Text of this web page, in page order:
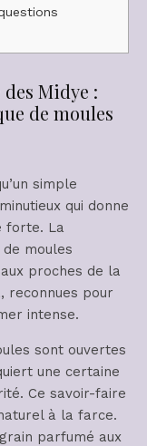
Midye :
de moules
simple
qui donne
forte. La
moules
proches de la
reconnues pour
intense.
sont ouvertes
une certaine
Ce savoir-faire
à la farce.
parfumé aux